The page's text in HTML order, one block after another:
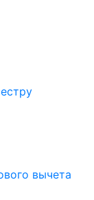
вычета